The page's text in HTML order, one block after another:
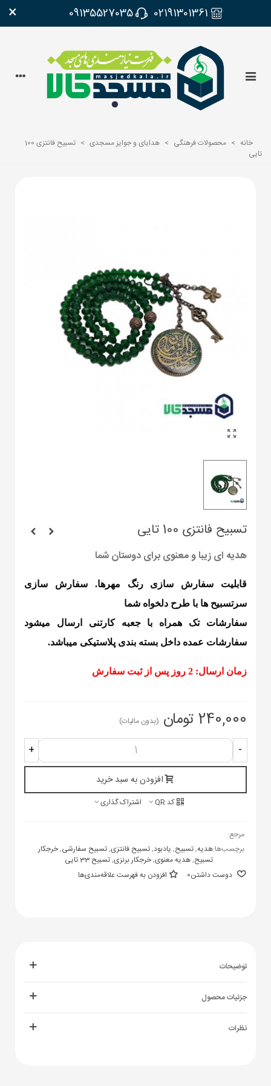
02191301361
09135527035
×
خانه > محصولات فرهنگی > هدایای و جوایز مسجدی >
تسبیح فانتزی 100
تایی
تسبیح فانتزی 100 تایی
هدیه ای زیبا و معنوی برای دوستان شما
قابلیت سفارش سازی رنگ مهرها. سفارش سازی
سرتسبیح ها با طرح دلخواه شما
سفارشات تک همراه با جعبه کارتنی ارسال میشود
سفارشات عمده داخل بسته بندی پلاستیکی میباشد.
زمان ارسال: 2 روز پس از ثبت سفارش
240,000 تومان (بدون مالیات)
-
+
افزودن به سبد خرید
کد QR اشتراک گذاری
مرجع:
برچسب‌ها:هدیه,تسبیح, یادبود,تسبیح فانتزی,تسبیح سفارشی,خرجکار
تسبیح,هدیه معنوی,خرجکار برنزی,تسبیح 33 تایی
دوست داشتن0 افزودن به فهرست علاقه‌مندی‌ها
توضیحات
جزئیات محصول
نظرات